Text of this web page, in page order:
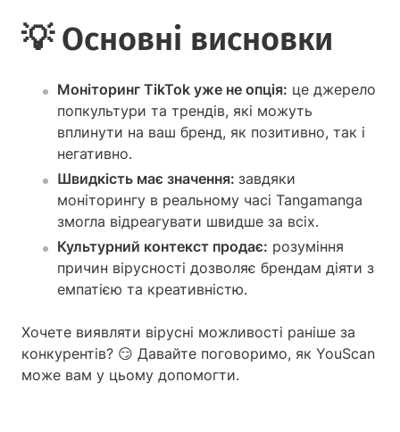
💡 Основні висновки
Моніторинг TikTok уже не опція: це джерело
попкультури та трендів, які можуть
вплинути на ваш бренд, як позитивно, так і
негативно.
Швидкість має значення: завдяки
моніторингу в реальному часі Tangamanga
змогла відреагувати швидше за всіх.
Культурний контекст продає: розуміння
причин вірусності дозволяє брендам діяти з
емпатією та креативністю.
Хочете виявляти вірусні можливості раніше за
конкурентів? 😏 Давайте поговоримо, як YouScan
може вам у цьому допомогти.